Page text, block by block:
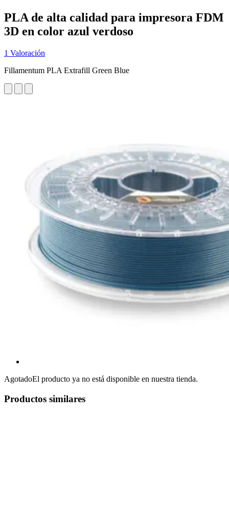
PLA de alta calidad para impresora FDM
3D en color azul verdoso
1 Valoración
Fillamentum PLA Extrafill Green Blue
AgotadoEl producto ya no está disponible en nuestra tienda.
Productos similares